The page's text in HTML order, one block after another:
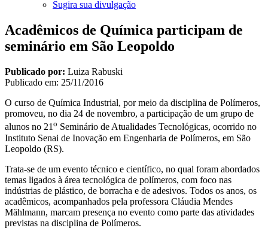
Sugira sua divulgação
Acadêmicos de Química participam de
seminário em São Leopoldo
Publicado por: Luiza Rabuski
Publicado em: 25/11/2016
O curso de Química Industrial, por meio da disciplina de Polímeros,
promoveu, no dia 24 de novembro, a participação de um grupo de
alunos no 21o Seminário de Atualidades Tecnológicas, ocorrido no
Instituto Senai de Inovação em Engenharia de Polímeros, em São
Leopoldo (RS).
Trata-se de um evento técnico e científico, no qual foram abordados
temas ligados à área tecnológica de polímeros, com foco nas
indústrias de plástico, de borracha e de adesivos. Todos os anos, os
acadêmicos, acompanhados pela professora Cláudia Mendes
Mählmann, marcam presença no evento como parte das atividades
previstas na disciplina de Polímeros.